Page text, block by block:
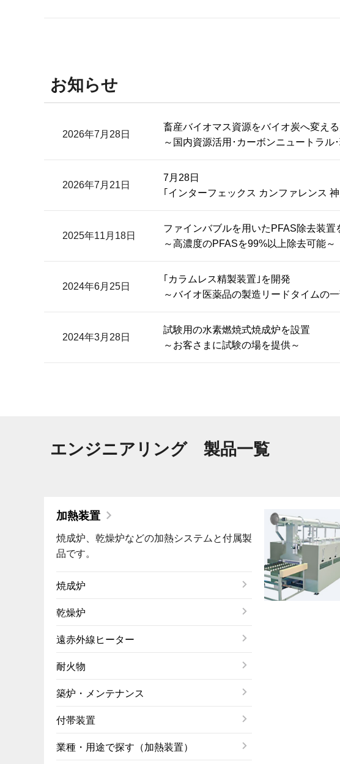
お知らせ
2026年7月28日
畜産バイオマス資源をバイオ炭へ変え
～国内資源活用･カーボンニュートラル
2026年7月21日
7月28日
｢インターフェックス カンファレンス
2025年11月18日
ファインバブルを用いたPFAS除去装置
～高濃度のPFASを99%以上除去可能～
2024年6月25日
｢カラムレス精製装置｣を開発
～バイオ医薬品の製造リードタイムの
2024年3月28日
試験用の水素燃焼式焼成炉を設置
～お客さまに試験の場を提供～
エンジニアリング 製品一覧
加熱装置
焼成炉、乾燥炉などの加熱システムと付属製
品です。
焼成炉
乾燥炉
遠赤外線ヒーター
耐火物
築炉・メンテナンス
付帯装置
業種・用途で探す（加熱装置）